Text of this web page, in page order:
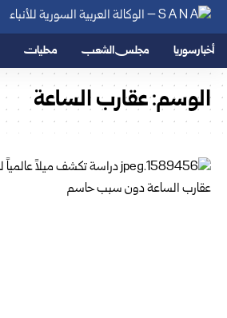
أخبار سوريا مجلس الشعب محليات
الوسم:عقارب الساعة